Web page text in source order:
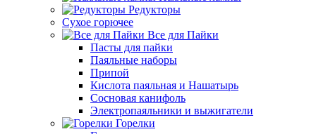
Редукторы
Сухое горючее
Все для Пайки
Пасты для пайки
Паяльные наборы
Припой
Кислота паяльная и Нашатырь
Сосновая канифоль
Электропаяльники и выжигатели
Горелки